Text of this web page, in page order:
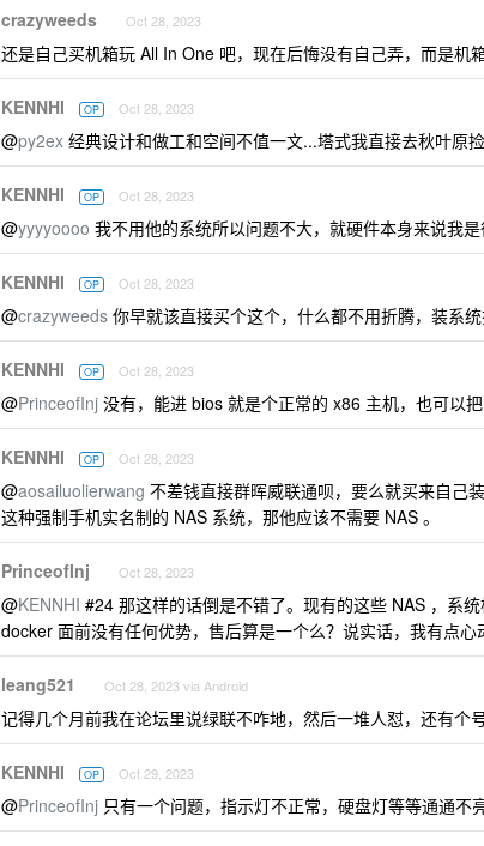
crazyweeds Oct 28, 2023
还是自己买机箱玩 All In One 吧，现在后悔没有自己弄，而是机
KENNHI OP Oct 28, 2023
@py2ex 经典设计和做工和空间不值一文...塔式我直接去秋叶原
KENNHI OP Oct 28, 2023
@yyyyoooo 我不用他的系统所以问题不大，就硬件本身来说我
KENNHI OP Oct 28, 2023
@crazyweeds 你早就该直接买个这个，什么都不用折腾，装系
KENNHI OP Oct 28, 2023
@PrinceofInj 没有，能进 bios 就是个正常的 x86 主机，也可以
KENNHI OP Oct 28, 2023
@aosailuolierwang 不差钱直接群晖威联通呗，要么就买来自己
这种强制手机实名制的 NAS 系统，那他应该不需要 NAS 。
PrinceofInj Oct 28, 2023
@KENNHI #24 那这样的话倒是不错了。现有的这些 NAS ，系
docker 面前没有任何优势，售后算是一个么？说实话，我有点心
leang521 Oct 28, 2023 via Android
记得几个月前我在论坛里说绿联不咋地，然后一堆人怼，还有个
KENNHI OP Oct 29, 2023
@PrinceofInj 只有一个问题，指示灯不正常，硬盘灯等等通通不